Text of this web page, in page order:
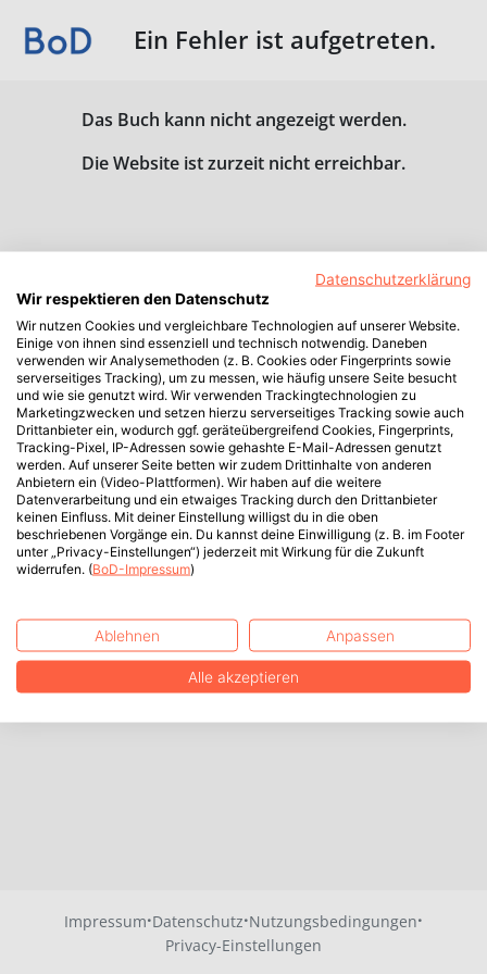
Ein Fehler ist aufgetreten.
Das Buch kann nicht angezeigt werden.
Die Website ist zurzeit nicht erreichbar.
Impressum·Datenschutz·Nutzungsbedingungen·
Privacy-Einstellungen
Datenschutzerklärung
Wir respektieren den Datenschutz
Wir nutzen Cookies und vergleichbare Technologien auf unserer Website.
Einige von ihnen sind essenziell und technisch notwendig. Daneben
verwenden wir Analysemethoden (z. B. Cookies oder Fingerprints sowie
serverseitiges Tracking), um zu messen, wie häufig unsere Seite besucht
und wie sie genutzt wird. Wir verwenden Trackingtechnologien zu
Marketingzwecken und setzen hierzu serverseitiges Tracking sowie auch
Drittanbieter ein, wodurch ggf. geräteübergreifend Cookies, Fingerprints,
Tracking-Pixel, IP-Adressen sowie gehashte E-Mail-Adressen genutzt
werden. Auf unserer Seite betten wir zudem Drittinhalte von anderen
Anbietern ein (Video-Plattformen). Wir haben auf die weitere
Datenverarbeitung und ein etwaiges Tracking durch den Drittanbieter
keinen Einfluss. Mit deiner Einstellung willigst du in die oben
beschriebenen Vorgänge ein. Du kannst deine Einwilligung (z. B. im Footer
unter „Privacy-Einstellungen“) jederzeit mit Wirkung für die Zukunft
widerrufen. (BoD-Impressum)
Ablehnen Anpassen
Alle akzeptieren